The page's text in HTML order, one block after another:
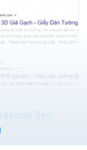
Seo
hay tiếp